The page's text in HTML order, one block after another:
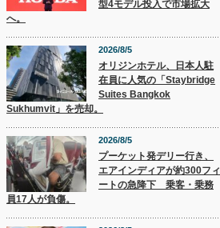
型4モデル投入で市場拡大
へ。
2026/8/5
オリジンホテル、日本人駐
在員に人気の「Staybridge
Suites Bangkok
Sukhumvit」を売却。
2026/8/5
プーケット発デリー行き、
エアインディアが約300フィ
ートの急降下 乗客・乗務
員17人が負傷。